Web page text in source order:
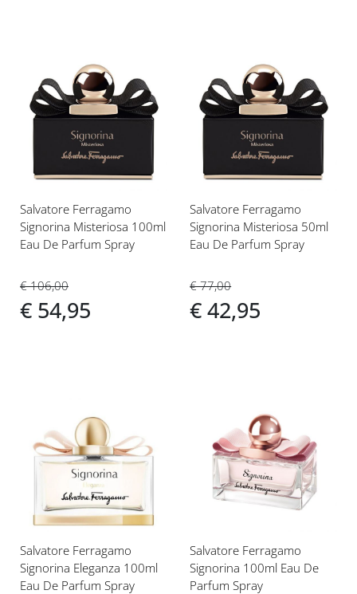
Voeg
toe
aan
verlanglijst
Salvatore Ferragamo
Signorina Misteriosa 100ml
Eau De Parfum Spray
€ 106,00
€ 54,95
Voeg
toe
aan
verlanglijst
Salvatore Ferragamo
Signorina Misteriosa 50ml
Eau De Parfum Spray
€ 77,00
€ 42,95
toe
aan
verlanglijst
Salvatore Ferragamo
Signorina Eleganza 100ml
Eau De Parfum Spray
toe
aan
verlanglijst
Salvatore Ferragamo
Signorina 100ml Eau De
Parfum Spray